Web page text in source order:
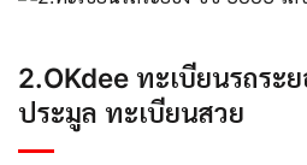
2.OKdee ทะเบียนรถระ
ประมูล ทะเบียนสวย